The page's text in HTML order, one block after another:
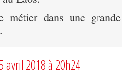
métier dans une
avril 2018 à 20h24